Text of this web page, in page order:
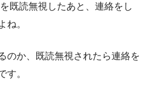
既読無視したあと、連絡をし
ね。
のか、既読無視されたら連絡を
す。